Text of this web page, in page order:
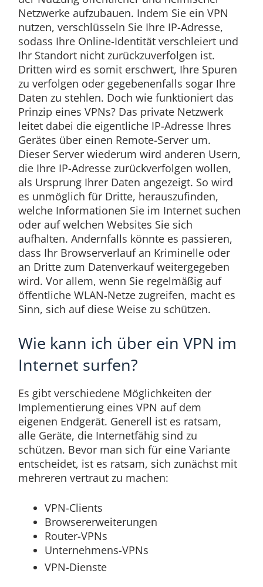
Netzwerke aufzubauen. Indem Sie ein VPN
nutzen, verschlüsseln Sie Ihre IP-Adresse,
sodass Ihre Online-Identität verschleiert und
Ihr Standort nicht zurückzuverfolgen ist.
Dritten wird es somit erschwert, Ihre Spuren
zu verfolgen oder gegebenenfalls sogar Ihre
Daten zu stehlen. Doch wie funktioniert das
Prinzip eines VPNs? Das private Netzwerk
leitet dabei die eigentliche IP-Adresse Ihres
Gerätes über einen Remote-Server um.
Dieser Server wiederum wird anderen Usern,
die Ihre IP-Adresse zurückverfolgen wollen,
als Ursprung Ihrer Daten angezeigt. So wird
es unmöglich für Dritte, herauszufinden,
welche Informationen Sie im Internet suchen
oder auf welchen Websites Sie sich
aufhalten. Andernfalls könnte es passieren,
dass Ihr Browserverlauf an Kriminelle oder
an Dritte zum Datenverkauf weitergegeben
wird. Vor allem, wenn Sie regelmäßig auf
öffentliche WLAN-Netze zugreifen, macht es
Sinn, sich auf diese Weise zu schützen.
Wie kann ich über ein VPN im
Internet surfen?
Es gibt verschiedene Möglichkeiten der
Implementierung eines VPN auf dem
eigenen Endgerät. Generell ist es ratsam,
alle Geräte, die Internetfähig sind zu
schützen. Bevor man sich für eine Variante
entscheidet, ist es ratsam, sich zunächst mit
mehreren vertraut zu machen:
VPN-Clients
Browsererweiterungen
Router-VPNs
Unternehmens-VPNs
VPN-Dienste